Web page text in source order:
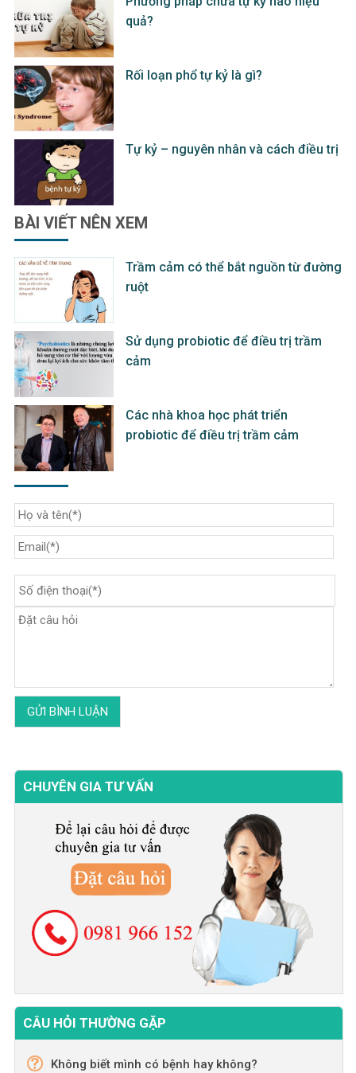
quả?
Rối loạn phổ tự kỷ là gì?
Tự kỷ – nguyên nhân và cách điều trị
BÀI VIẾT NÊN XEM
Trầm cảm có thể bắt nguồn từ đường
ruột
Sử dụng probiotic để điều trị trầm
cảm
Các nhà khoa học phát triển
probiotic để điều trị trầm cảm
CHUYÊN GIA TƯ VẤN
CÂU HỎI THƯỜNG GẶP
Không biết mình có bệnh hay không?